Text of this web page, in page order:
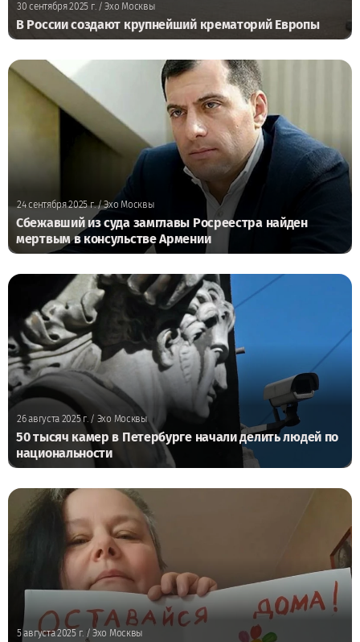
30 сентября 2025 г./ Эхо Москвы
В России создают крупнейший крематорий Европы
24 сентября 2025 г./ Эхо Москвы
Сбежавший из суда замглавы Росреестра найден
мертвым в консульстве Армении
26 августа 2025 г./ Эхо Москвы
50 тысяч камер в Петербурге начали делить людей по
национальности
5 августа 2025 г. / Эхо Москвы